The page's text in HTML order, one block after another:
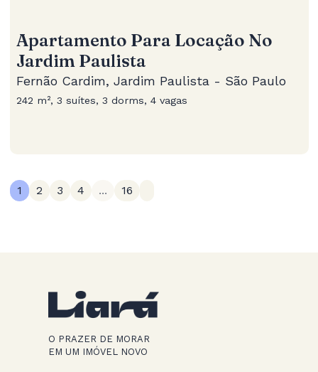
Apartamento Para Locação No
Jardim Paulista
Fernão Cardim, Jardim Paulista - São Paulo
242 m², 3 suítes, 3 dorms, 4 vagas
1 2 3 4 ... 16
O PRAZER DE MORAR
EM UM IMÓVEL NOVO